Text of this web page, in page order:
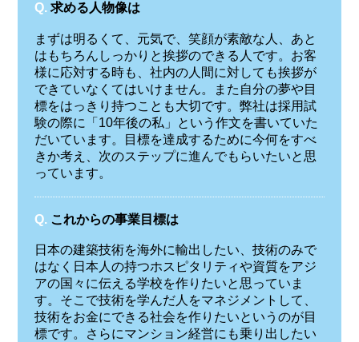
Q. 求める人物像は
まずは明るくて、元気で、笑顔が素敵な人、あと
はもちろんしっかりと挨拶のできる人です。お客
様に応対する時も、社内の人間に対しても挨拶が
できていなくてはいけません。また自分の夢や目
標をはっきり持つことも大切です。弊社は採用試
験の際に「10年後の私」という作文を書いていた
だいています。目標を達成するために今何をすべ
きか考え、次のステップに進んでもらいたいと思
っています。
Q. これからの事業目標は
日本の建築技術を海外に輸出したい、技術のみで
はなく日本人の持つホスピタリティや資質をアジ
アの国々に伝える学校を作りたいと思っていま
す。そこで技術を学んだ人をマネジメントして、
技術をお金にできる社会を作りたいというのが目
標です。さらにマンション経営にも乗り出したい